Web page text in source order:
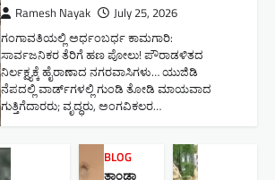
Ramesh Nayak July 25, 2026
ಗಂಗಾವತಿಯಲ್ಲಿ ಅರ್ಧಂಬರ್ಧ ಕಾಮಗಾರಿ:
ಸಾರ್ವಜನಿಕರ ತೆರಿಗೆ ಹಣ ಪೋಲು! ಪೌರಾಡಳಿತದ
ನಿರ್ಲಕ್ಷ್ಯಕ್ಕೆ ಹೈರಾಣಾದ ನಗರವಾಸಿಗಳು​… ಯುಜಿಡಿ
ನೆಪದಲ್ಲಿ ವಾರ್ಡ್‌ಗಳಲ್ಲಿ ಗುಂಡಿ ತೋಡಿ ಮಾಯವಾದ
ಗುತ್ತಿಗೆದಾರರು; ವೃದ್ಧರು, ಅಂಗವಿಕಲರ…
BLOG
ತಾಂಡಾ